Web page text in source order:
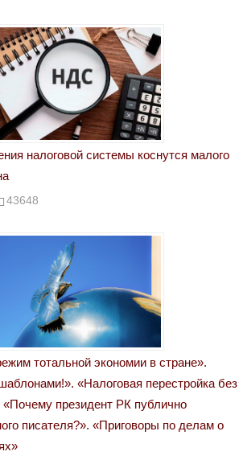
налоговой системы коснутся малого
43648
тотальной экономии в стране».
«Налоговая перестройка без
президент РК публично
писателя?». «Приговоры по делам о